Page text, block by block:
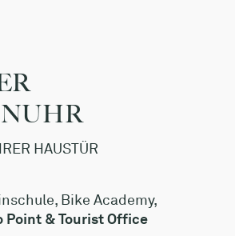
HAUSTÜR
Bike Academy,
Point & Tourist Office